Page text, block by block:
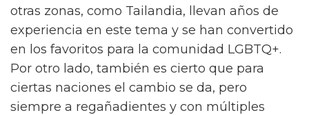
otras zonas, como Tailandia, llevan años de
experiencia en este tema y se han convertido
en los favoritos para la comunidad LGBTQ+.
Por otro lado, también es cierto que para
ciertas naciones el cambio se da, pero
siempre a regañadientes y con múltiples